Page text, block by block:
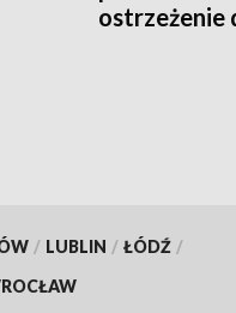
ostrzeżenie
/ LUBLIN / ŁÓDŹ /